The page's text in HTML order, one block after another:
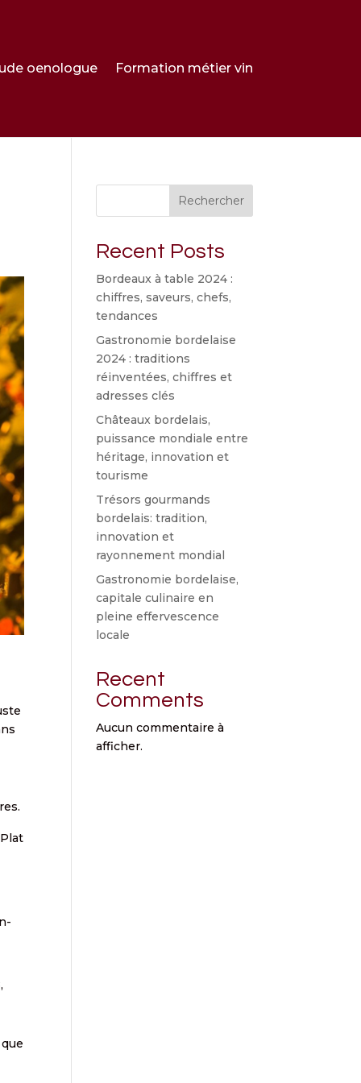
oenologue Formation métier vin
Rechercher
Recent Posts
Bordeaux à table 2024 :
chiffres, saveurs, chefs,
tendances
Gastronomie bordelaise
2024 : traditions
réinventées, chiffres et
adresses clés
Châteaux bordelais,
puissance mondiale entre
héritage, innovation et
tourisme
Trésors gourmands
bordelais: tradition,
innovation et
rayonnement mondial
Gastronomie bordelaise,
capitale culinaire en
pleine effervescence
locale
Recent
Comments
Aucun commentaire à
afficher.